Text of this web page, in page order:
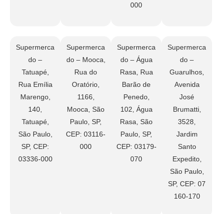
000
Supermerca
do –
Tatuapé,
Rua Emília
Marengo,
140,
Tatuapé,
São Paulo,
SP, CEP:
03336-000
Supermerca
do – Mooca,
Rua do
Oratório,
1166,
Mooca, São
Paulo, SP,
CEP: 03116-
000
Supermerca
do – Água
Rasa, Rua
Barão de
Penedo,
102, Água
Rasa, São
Paulo, SP,
CEP: 03179-
070
Supermerca
do –
Guarulhos,
Avenida
José
Brumatti,
3528,
Jardim
Santo
Expedito,
São Paulo,
SP, CEP: 07
160-170